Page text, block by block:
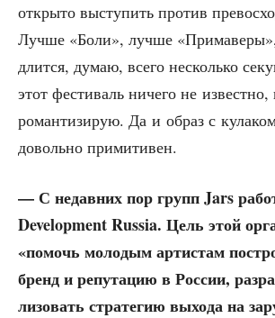
откры­то высту­пить про­тив
Луч­ше «Боли», луч­ше
длит­ся, думаю, все­го несколь­ко
этот фести­валь ниче­го не
роман­ти­зи­рую. Да и образ с
доволь­но примитивен.
— С недав­них пор групп Jars
Development Russia. Цель этой
«помочь моло­дым арти­стам
бренд и репу­та­цию в Рос­сии,
ли­зо­вать стра­те­гию выхо­да на